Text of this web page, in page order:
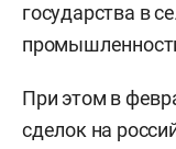
государства в
При этом в
сделок на